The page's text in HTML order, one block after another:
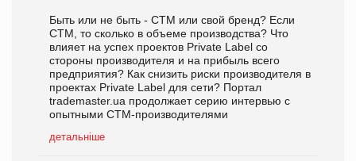
Быть или не быть - СТМ или свой бренд? Если
СТМ, то сколько в объеме производства? Что
влияет на успех проектов Private Label со
стороны производителя и на прибыль всего
предприятия? Как снизить риски производителя в
проектах Private Label для сети? Портал
trademaster.ua продолжает серию интервью с
опытными СТМ-производителями
детальніше